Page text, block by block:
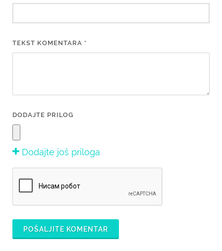
TEKST KOMENTARA *
DODAJTE PRILOG
Dodajte još priloga
POŠALJITE KOMENTAR